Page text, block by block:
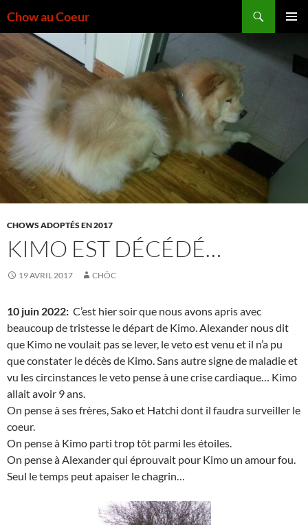
au
contenu
Chow au Coeur
CHOWS ADOPTÉS EN 2017
KIMO EST DÉCÉDÉ…
19 AVRIL 2017 CHÔC
10 juin 2022: C’est hier soir que nous avons apris avec
beaucoup de tristesse le départ de Kimo. Alexander nous dit
que Kimo ne voulait pas se lever, le veto est venu et il n’a pu
que constater le décès de Kimo. Sans autre signe de maladie et
vu les circinstances le veto pense à une crise cardiaque… Kimo
allait avoir 9 ans.
On pense à ses frères, Sako et Hatchi dont il faudra surveiller le
coeur.
On pense à Kimo parti trop tôt parmi les étoiles.
On pense à Alexander qui éprouvait pour Kimo un amour fou.
Seul le temps peut apaiser le chagrin…